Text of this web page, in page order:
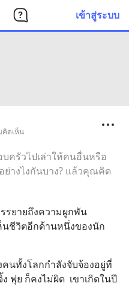
เข้าสู่ระบบ
คิดเห็น
บครัวไปเล่าให้คนอื่นหรือ
ย่างไงกันบาง? แล้วคุณคิด
รยายถึงความผูกพัน
นชีวิตอีกด้านหนึ่งของนัก
นทั้งโลกกำลังจับจ้องอยู่ที่
ฟุย ก็คงไม่ผิด  เขาเกิดในปี